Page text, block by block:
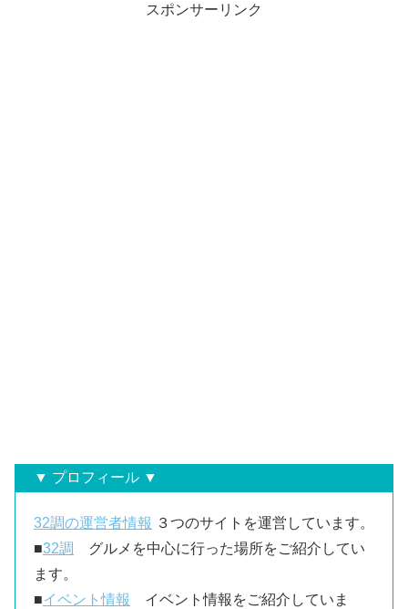
スポンサーリンク
▼ プロフィール ▼
32調の運営者情報 ３つのサイトを運営しています。
■32調
グルメを中心に行った場所をご紹介してい
ます。
■イベント情報
イベント情報をご紹介していま